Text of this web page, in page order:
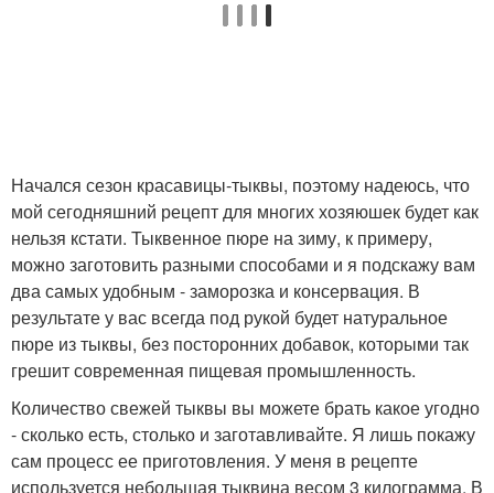
Начался сезон красавицы-тыквы, поэтому надеюсь, что
мой сегодняшний рецепт для многих хозяюшек будет как
нельзя кстати. Тыквенное пюре на зиму, к примеру,
можно заготовить разными способами и я подскажу вам
два самых удобным - заморозка и консервация. В
результате у вас всегда под рукой будет натуральное
пюре из тыквы, без посторонних добавок, которыми так
грешит современная пищевая промышленность.
Количество свежей тыквы вы можете брать какое угодно
- сколько есть, столько и заготавливайте. Я лишь покажу
сам процесс ее приготовления. У меня в рецепте
используется небольшая тыквина весом 3 килограмма. В